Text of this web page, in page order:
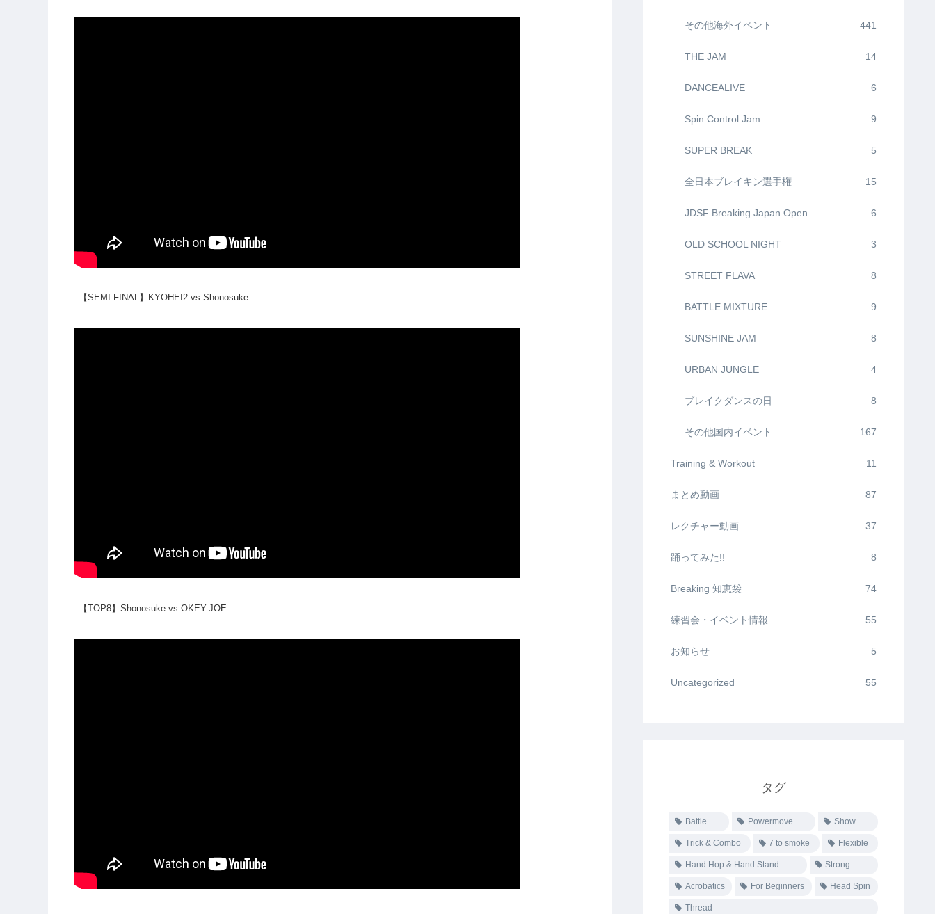
【SEMI FINAL】KYOHEI2 vs Shonosuke
【TOP8】Shonosuke vs OKEY-JOE
その他海外イベント 441
THE JAM 14
DANCEALIVE 6
Spin Control Jam 9
SUPER BREAK 5
全日本ブレイキン選手権 15
JDSF Breaking Japan Open 6
OLD SCHOOL NIGHT 3
STREET FLAVA 8
BATTLE MIXTURE 9
SUNSHINE JAM 8
URBAN JUNGLE 4
ブレイクダンスの日 8
その他国内イベント 167
Training & Workout 11
まとめ動画 87
レクチャー動画 37
踊ってみた!! 8
Breaking 知恵袋 74
練習会・イベント情報 55
お知らせ 5
Uncategorized 55
タグ
Battle Powermove Show
Trick & Combo 7 to smoke Flexible
Hand Hop & Hand Stand Strong
Acrobatics For Beginners Head Spin
Thread